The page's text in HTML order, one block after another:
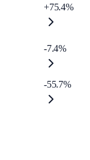
+75.4%
-7.4%
-55.7%